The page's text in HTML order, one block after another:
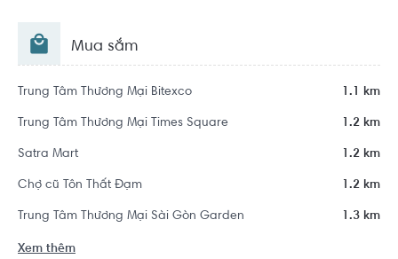
Mua sắm
Trung Tâm Thương Mại Bitexco 1.1 km
Trung Tâm Thương Mại Times Square 1.2 km
Satra Mart 1.2 km
Chợ cũ Tôn Thất Đạm 1.2 km
Trung Tâm Thương Mại Sài Gòn Garden 1.3 km
Xem thêm